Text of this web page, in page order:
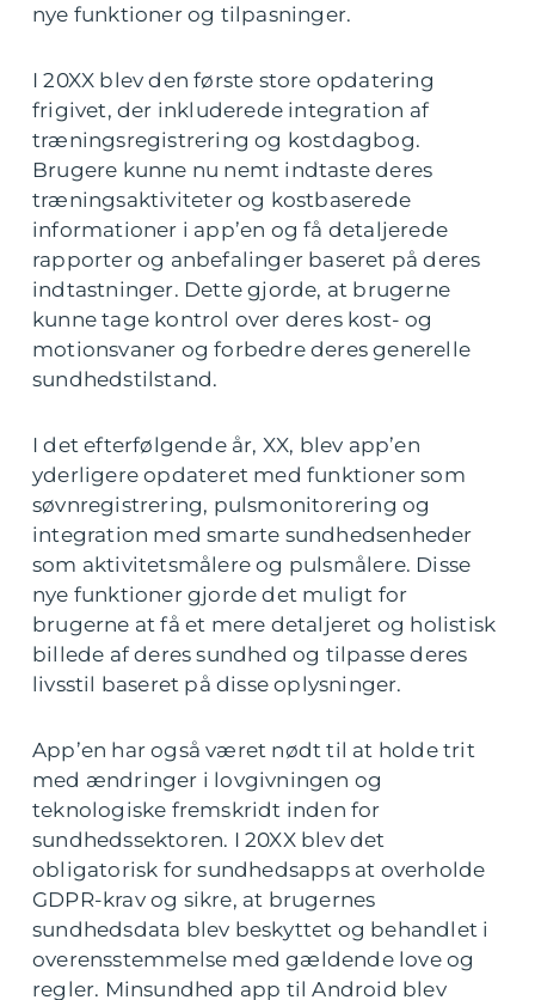
nye funktioner og tilpasninger.
I 20XX blev den første store opdatering
frigivet, der inkluderede integration af
træningsregistrering og kostdagbog.
Brugere kunne nu nemt indtaste deres
træningsaktiviteter og kostbaserede
informationer i app’en og få detaljerede
rapporter og anbefalinger baseret på deres
indtastninger. Dette gjorde, at brugerne
kunne tage kontrol over deres kost- og
motionsvaner og forbedre deres generelle
sundhedstilstand.
I det efterfølgende år, XX, blev app’en
yderligere opdateret med funktioner som
søvnregistrering, pulsmonitorering og
integration med smarte sundhedsenheder
som aktivitetsmålere og pulsmålere. Disse
nye funktioner gjorde det muligt for
brugerne at få et mere detaljeret og holistisk
billede af deres sundhed og tilpasse deres
livsstil baseret på disse oplysninger.
App’en har også været nødt til at holde trit
med ændringer i lovgivningen og
teknologiske fremskridt inden for
sundhedssektoren. I 20XX blev det
obligatorisk for sundhedsapps at overholde
GDPR-krav og sikre, at brugernes
sundhedsdata blev beskyttet og behandlet i
overensstemmelse med gældende love og
regler. Minsundhed app til Android blev